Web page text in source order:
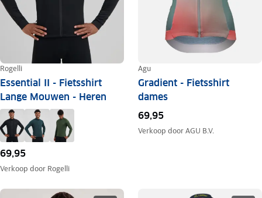
Rogelli
Essential II - Fietsshirt
Lange Mouwen - Heren
69,95
Verkoop door Rogelli
Agu
Gradient - Fietsshirt
dames
69,95
Verkoop doorAGU B.V.